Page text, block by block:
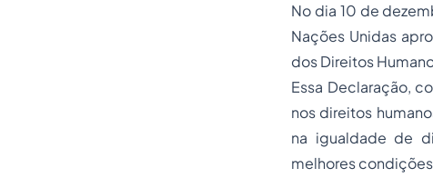
No dia 10 de
Nações Unidas
dos Direitos
Essa Declaração,
nos direitos
na igualdade de
melhores